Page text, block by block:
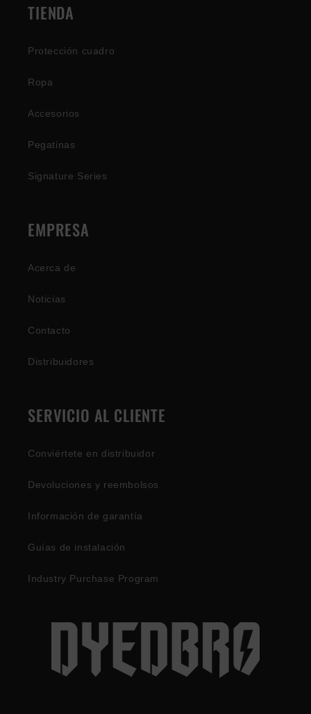
TIENDA
Protección cuadro
Ropa
Accesorios
Pegatinas
Signature Series
EMPRESA
Acerca de
Noticias
Contacto
Distribuidores
SERVICIO AL CLIENTE
Conviértete en distribuidor
Devoluciones y reembolsos
Información de garantía
Guías de instalación
Industry Purchase Program